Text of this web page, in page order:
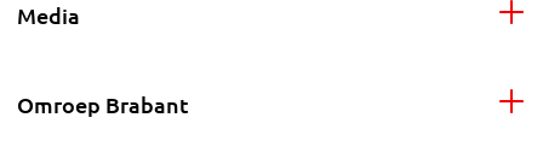
Media
Omroep Brabant